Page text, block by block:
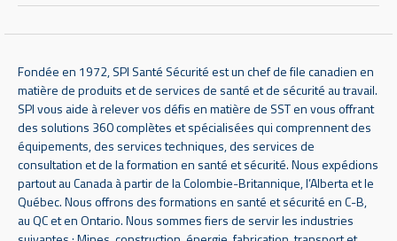
Fondée en 1972, SPI Santé Sécurité est un chef de file canadien en
matière de produits et de services de santé et de sécurité au travail.
SPI vous aide à relever vos défis en matière de SST en vous offrant
des solutions 360 complètes et spécialisées qui comprennent des
équipements, des services techniques, des services de
consultation et de la formation en santé et sécurité. Nous expédions
partout au Canada à partir de la Colombie-Britannique, l’Alberta et le
Québec. Nous offrons des formations en santé et sécurité en C-B,
au QC et en Ontario. Nous sommes fiers de servir les industries